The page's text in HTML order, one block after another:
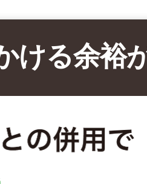
ける余裕